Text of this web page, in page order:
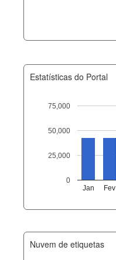
Estatísticas do Portal
Jan Fev
0
25,000
50,000
75,000
Nuvem de etiquetas